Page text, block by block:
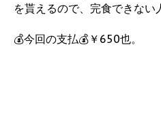
を貰えるので、完食できない
💰今回の支払💰￥650也。